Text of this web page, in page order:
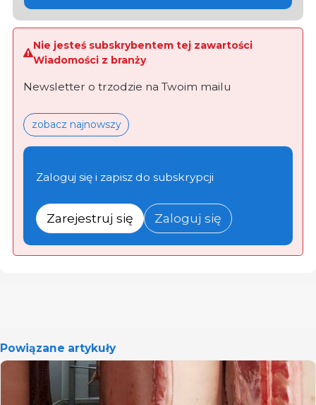
Nie jesteś subskrybentem tej zawartości
Wiadomości z branży
Newsletter o trzodzie na Twoim mailu
zobacz najnowszy
Zaloguj się i zapisz do subskrypcji
Zarejestruj się Zaloguj się
Powiązane artykuły